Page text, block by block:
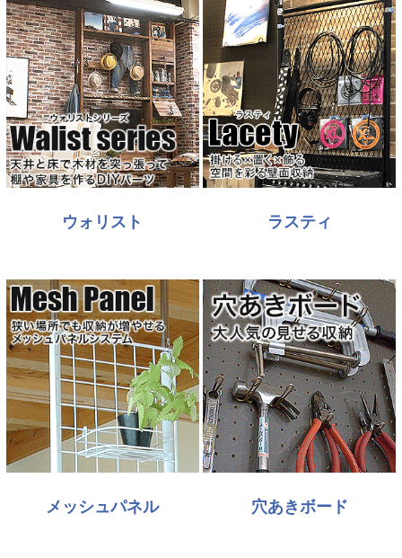
ウォリスト ラスティ
メッシュパネル 穴あきボード